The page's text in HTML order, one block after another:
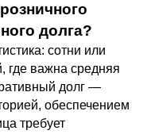
долга?
сотни или
где важна средняя
долг —
обеспечением
требует